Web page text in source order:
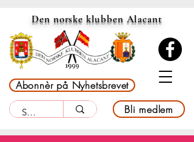
Den norske klubben Alacant
Abonnèr på Nyhetsbrevet
Bli medlem